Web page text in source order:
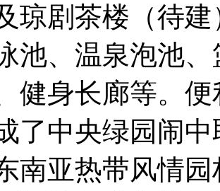
琼剧茶楼（待
池、温泉泡池
健身长廊等。
了中央绿园闹
南亚热带风情